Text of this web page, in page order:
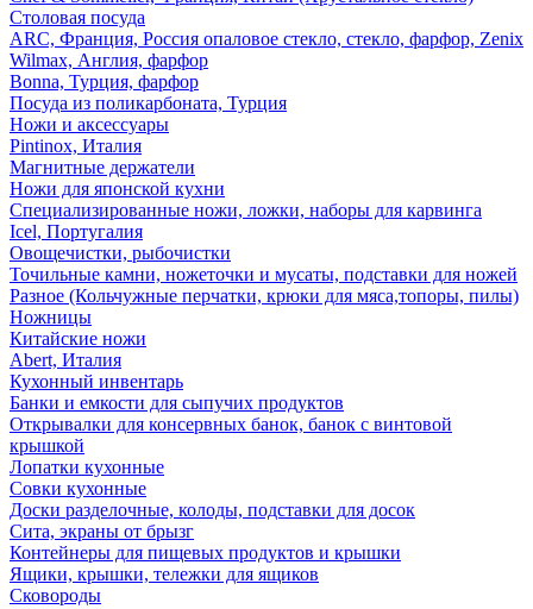
Столовая посуда
ARC, Франция, Россия опаловое стекло, стекло, фарфор, Zenix
Wilmax, Англия, фарфор
Bonna, Турция, фарфор
Посуда из поликарбоната, Турция
Ножи и аксессуары
Pintinox, Италия
Магнитные держатели
Ножи для японской кухни
Специализированные ножи, ложки, наборы для карвинга
Icel, Португалия
Овощечистки, рыбочистки
Точильные камни, ножеточки и мусаты, подставки для ножей
Разное (Кольчужные перчатки, крюки для мяса,топоры, пилы)
Ножницы
Китайские ножи
Abert, Италия
Кухонный инвентарь
Банки и емкости для сыпучих продуктов
Открывалки для консервных банок, банок с винтовой
крышкой
Лопатки кухонные
Совки кухонные
Доски разделочные, колоды, подставки для досок
Сита, экраны от брызг
Контейнеры для пищевых продуктов и крышки
Ящики, крышки, тележки для ящиков
Сковороды